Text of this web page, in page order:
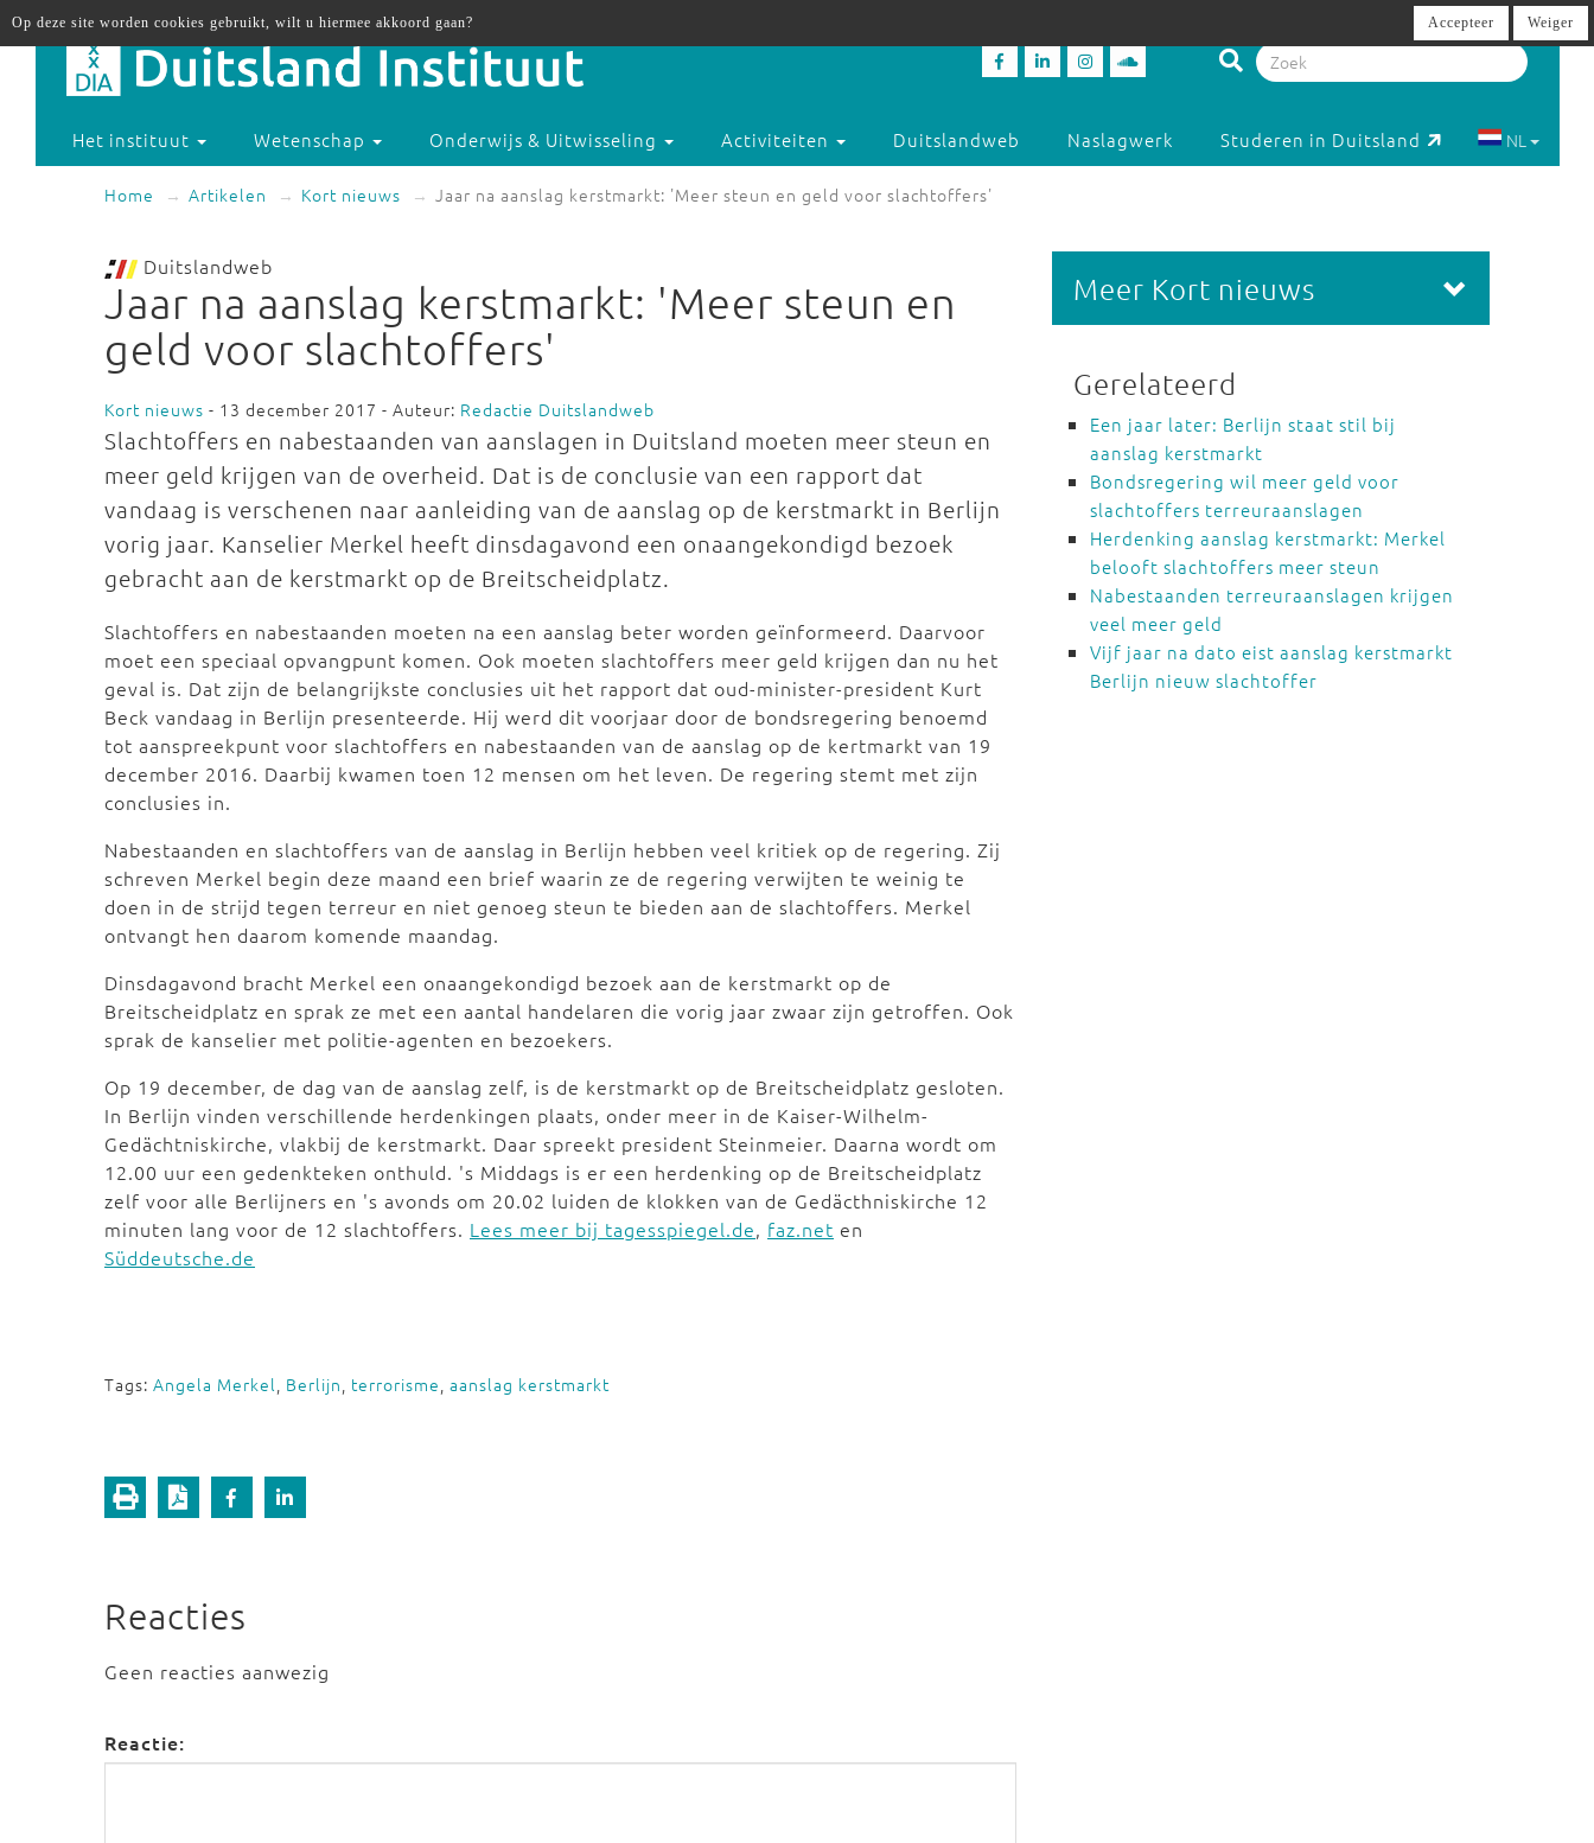
Het instituut Wetenschap Onderwijs & Uitwisseling Activiteiten Duitslandweb Naslagwerk Studeren in Duitsland NL
Home Artikelen Kort nieuws Jaar na aanslag kerstmarkt: 'Meer steun en geld voor slachtoffers'
Duitslandweb
Jaar na aanslag kerstmarkt: 'Meer steun en
geld voor slachtoffers'
Kort nieuws - 13 december 2017 - Auteur: Redactie Duitslandweb
Slachtoffers en nabestaanden van aanslagen in Duitsland moeten meer steun en
meer geld krijgen van de overheid. Dat is de conclusie van een rapport dat
vandaag is verschenen naar aanleiding van de aanslag op de kerstmarkt in Berlijn
vorig jaar. Kanselier Merkel heeft dinsdagavond een onaangekondigd bezoek
gebracht aan de kerstmarkt op de Breitscheidplatz.
Slachtoffers en nabestaanden moeten na een aanslag beter worden geïnformeerd. Daarvoor
moet een speciaal opvangpunt komen. Ook moeten slachtoffers meer geld krijgen dan nu het
geval is. Dat zijn de belangrijkste conclusies uit het rapport dat oud-minister-president Kurt
Beck vandaag in Berlijn presenteerde. Hij werd dit voorjaar door de bondsregering benoemd
tot aanspreekpunt voor slachtoffers en nabestaanden van de aanslag op de kertmarkt van 19
december 2016. Daarbij kwamen toen 12 mensen om het leven. De regering stemt met zijn
conclusies in.
Nabestaanden en slachtoffers van de aanslag in Berlijn hebben veel kritiek op de regering. Zij
schreven Merkel begin deze maand een brief waarin ze de regering verwijten te weinig te
doen in de strijd tegen terreur en niet genoeg steun te bieden aan de slachtoffers. Merkel
ontvangt hen daarom komende maandag.
Dinsdagavond bracht Merkel een onaangekondigd bezoek aan de kerstmarkt op de
Breitscheidplatz en sprak ze met een aantal handelaren die vorig jaar zwaar zijn getroffen. Ook
sprak de kanselier met politie-agenten en bezoekers.
Op 19 december, de dag van de aanslag zelf, is de kerstmarkt op de Breitscheidplatz gesloten.
In Berlijn vinden verschillende herdenkingen plaats, onder meer in de Kaiser-Wilhelm-
Gedächtniskirche, vlakbij de kerstmarkt. Daar spreekt president Steinmeier. Daarna wordt om
12.00 uur een gedenkteken onthuld. 's Middags is er een herdenking op de Breitscheidplatz
zelf voor alle Berlijners en 's avonds om 20.02 luiden de klokken van de Gedäcthniskirche 12
minuten lang voor de 12 slachtoffers. Lees meer bij tagesspiegel.de, faz.net en
Süddeutsche.de
Tags: Angela Merkel, Berlijn, terrorisme, aanslag kerstmarkt
Reacties
Geen reacties aanwezig
Reactie:
Meer Kort nieuws
Gerelateerd
Een jaar later: Berlijn staat stil bij
aanslag kerstmarkt
Bondsregering wil meer geld voor
slachtoffers terreuraanslagen
Herdenking aanslag kerstmarkt: Merkel
belooft slachtoffers meer steun
Nabestaanden terreuraanslagen krijgen
veel meer geld
Vijf jaar na dato eist aanslag kerstmarkt
Berlijn nieuw slachtoffer
Op deze site worden cookies gebruikt, wilt u hiermee akkoord gaan? Accepteer Weiger